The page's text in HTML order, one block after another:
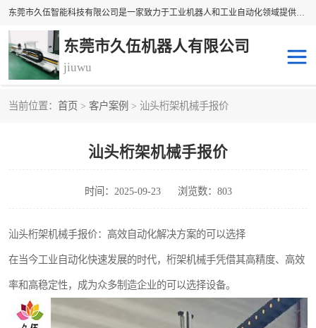
东莞市久伍智能科技有限公司是一家致力于工业机器人和工业自动化领域提供坐标机 械手解决方案的民族品牌企业。 本公司产品包括自动上下料机械手、多轴机械手、直线电机、精密定位滑台、线性滑台、重型模组、地轨等高精密传动组件。公司集设计，研发，制造及销售于一体的高科技企业。 将持续创新，更加专注于线性传动技术与产品研发，为您提供更、精密、可靠的产品与 技术，为中国自动化核心零部件做出贡献。
东莞市久伍机器人有限公司
jiuwu
当前位置： 首页 > 客户案例 > 汕头桁架机械手报价
汕头桁架机械手报价
时间：2025-09-23 浏览数：803
汕头桁架机械手报价：高效自动化解决方案的可以选择
在当今工业自动化快速发展的时代，桁架机械手凭借其高精度、高效
率和高稳定性，成为众多制造企业的可以选择设备。
龙门桁架
机器人机械手